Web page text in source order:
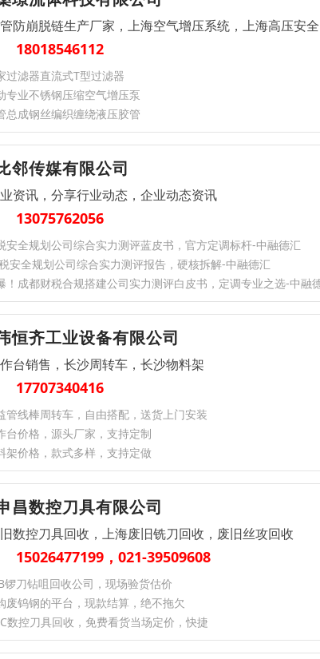
防崩脱链生产厂家，上海空气增压系统，上海高压安
18018546112
过滤器直流式T型过滤器
专业不锈钢压缩空气增压泵
总成钢丝编织缠绕液压胶管
邻传媒有限公司
资讯，分享行业动态，企业动态资讯
13075762056
安全规划公司综合实力测评蓝皮书，官方定调标杆-中融德汇
安全规划公司综合实力测评报告，硬核拆解-中融德汇
！成都财税合规搭建公司实力测评白皮书，定调专业之选-中融
恒齐工业设备有限公司
台销售，长沙周转车，长沙物料架
17707340416
管线棒周转车，自由搭配，送货上门安装
台价格，源头厂家，支持定制
架价格，款式多样，支持定做
昌数控刀具有限公司
数控刀具回收，上海废旧铣刀回收，废旧丝攻回收
15026477199，021-39509608
锣刀钻咀回收公司，现场验货估价
废钨钢的平台，现款结算，绝不拖欠
数控刀具回收，免费看货当场定价，快捷